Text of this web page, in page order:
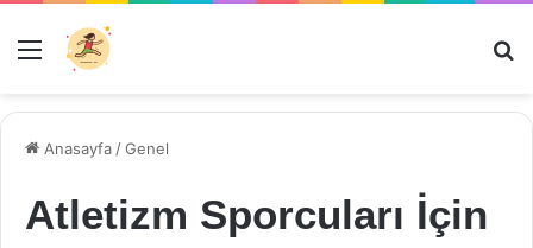
Menü
Anasayfa /Genel
Atletizm Sporcuları İçin